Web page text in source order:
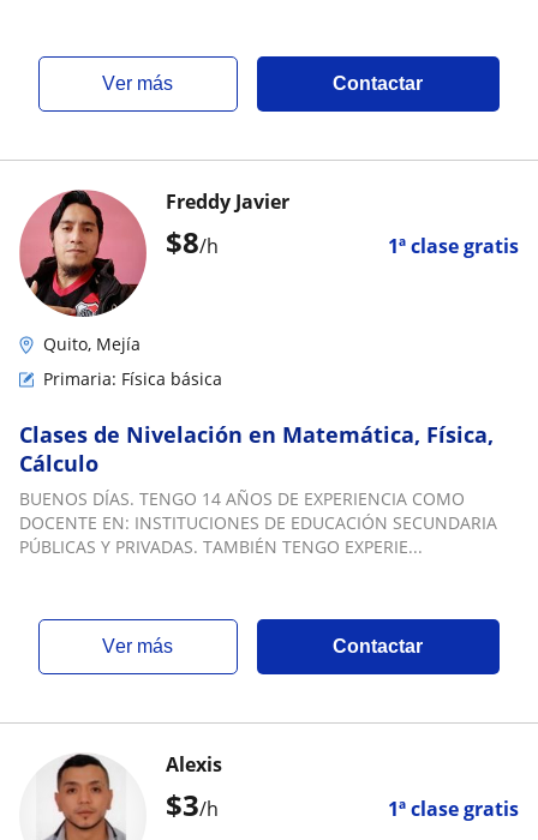
ver más Contactar
$8/h 1ª clase gratis
Freddy Javier
Quito, Mejía
Primaria: Física básica
Clases de Nivelación en Matemática, Física,
Cálculo
BUENOS DÍAS. TENGO 14 AÑOS DE EXPERIENCIA COMO
DOCENTE EN: INSTITUCIONES DE EDUCACIÓN SECUNDARIA
PÚBLICAS Y PRIVADAS. TAMBIÉN TENGO EXPERIE...
ver más Contactar
$3/h 1ª clase gratis
Alexis